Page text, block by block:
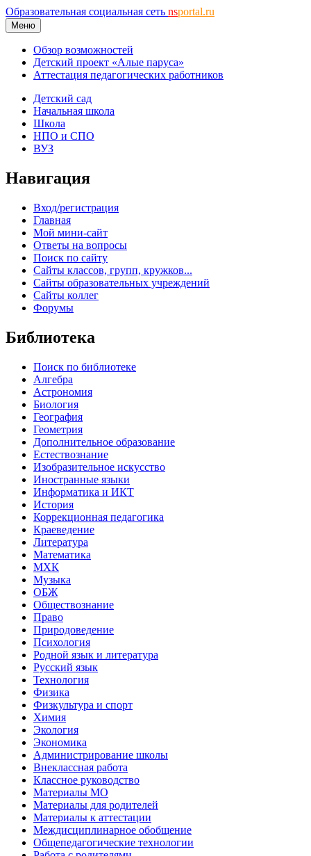
Образовательная социальная сеть nsportal.ru
Меню
Обзор возможностей
Детский проект «Алые паруса»
Аттестация педагогических работников
Детский сад
Начальная школа
Школа
НПО и СПО
ВУЗ
Навигация
Вход/регистрация
Главная
Мой мини-сайт
Ответы на вопросы
Поиск по сайту
Сайты классов, групп, кружков...
Сайты образовательных учреждений
Сайты коллег
Форумы
Библиотека
Поиск по библиотеке
Алгебра
Астрономия
Биология
География
Геометрия
Дополнительное образование
Естествознание
Изобразительное искусство
Иностранные языки
Информатика и ИКТ
История
Коррекционная педагогика
Краеведение
Литература
Математика
МХК
Музыка
ОБЖ
Обществознание
Право
Природоведение
Психология
Родной язык и литература
Русский язык
Технология
Физика
Физкультура и спорт
Химия
Экология
Экономика
Администрирование школы
Внеклассная работа
Классное руководство
Материалы МО
Материалы для родителей
Материалы к аттестации
Междисциплинарное обобщение
Общепедагогические технологии